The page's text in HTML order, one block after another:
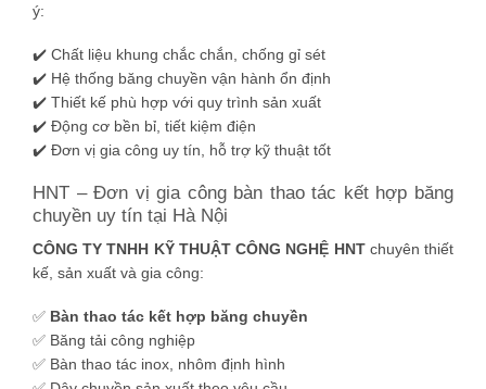
ý:
✔️ Chất liệu khung chắc chắn, chống gỉ sét
✔️ Hệ thống băng chuyền vận hành ổn định
✔️ Thiết kế phù hợp với quy trình sản xuất
✔️ Động cơ bền bỉ, tiết kiệm điện
✔️ Đơn vị gia công uy tín, hỗ trợ kỹ thuật tốt
HNT – Đơn vị gia công bàn thao tác kết hợp băng
chuyền uy tín tại Hà Nội
CÔNG TY TNHH KỸ THUẬT CÔNG NGHỆ HNTchuyên thiết
kế, sản xuất và gia công:
✅ Bàn thao tác kết hợp băng chuyền
✅ Băng tải công nghiệp
✅ Bàn thao tác inox, nhôm định hình